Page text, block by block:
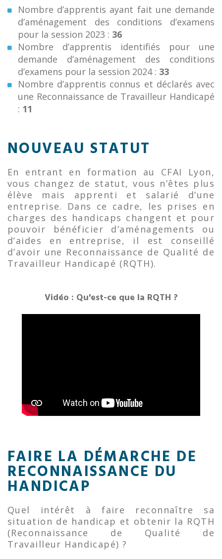
Nombre d’apprentis ayant fait une demande
d’aménagement des conditions d’examens
pour la session 2023 : 36
Nombre d’apprentis identifiés pour une
demande d’aménagement des conditions
d’examens pour la session 2024 : 33
Nombre d’apprentis connus et déclarés avec
une Reconnaissance de Travailleur Handicapé
: 11
NOUVEAU STATUT
En entrant en formation au CFAI Lyon,
vous changez de statut, vous n’êtes plus
élève mais apprenti et salarié d’une
entreprise. Dans ce cadre, les prises en
charges des handicaps changent et pour
pouvoir bénéficier d’aménagements ou
d’aides en entreprise, il est conseillé
d’avoir une Reconnaissance de Qualité de
Travailleur Handicapé (RQTH).
Vidéo : Qu'est-ce que la RQTH ?
FAIRE LA DÉMARCHE DE
RECONNAISSANCE DU
HANDICAP
Quel intérêt à faire reconnaître sa
situation de handicap et obtenir la RQTH
(Reconnaissance de Qualité de
Travailleur Handicapé) ?